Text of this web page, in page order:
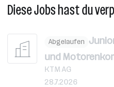
Diese Jobs hast du
Abgelaufen
und
KTM AG
28.7.2026